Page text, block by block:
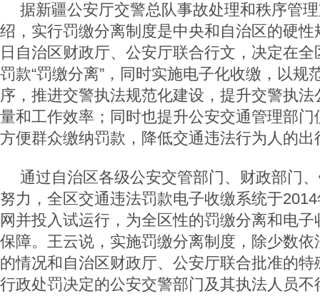
据新疆公安厅交警总队事故处理和秩序管
绍，实行罚缴分离制度是中央和自治区的硬性
日自治区财政厅、公安厅联合行文，决定在
罚款“罚缴分离”，同时实施电子化收缴，以规
序，推进交警执法规范化建设，提升交警执
量和工作效率；同时也提升公安交通管理部
方便群众缴纳罚款，降低交通违法行为人的出
通过自治区各级公安交管部门、财政部门
努力，全区交通违法罚款电子收缴系统于
网并投入试运行，为全区性的罚缴分离和电
保障。王云说，实施罚缴分离制度，除少数
的情况和自治区财政厅、公安厅联合批准的
行政处罚决定的公安交警部门及其执法人员